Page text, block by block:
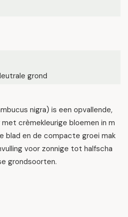
grond
nigra) is een opvallende,
crèmekleurige bloemen in m
blad en de compacte groei mak
voor zonnige tot halfscha
grondsoorten.